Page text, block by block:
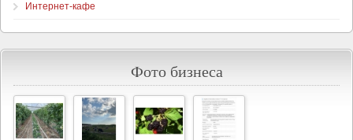
Интернет-кафе
Фото бизнеса